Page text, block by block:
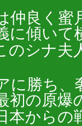
仲良く蜜
に傾い
のシナ
に勝ち
初の原
本からの